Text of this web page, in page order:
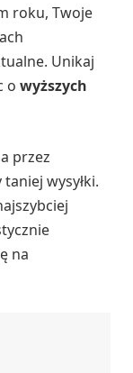
roku, Twoje
Unikaj
o wyższych
przez
wysyłki.
na